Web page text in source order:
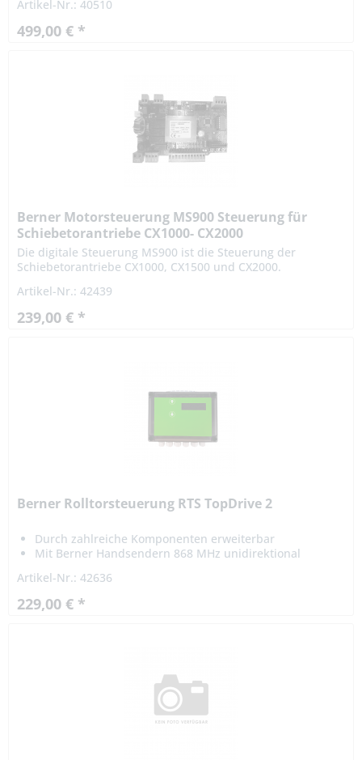
230 V...
Artikel-Nr.: 40510
499,00 € *
Berner Motorsteuerung MS900 Steuerung für
Schiebetorantriebe CX1000- CX2000
Die digitale Steuerung MS900 ist die Steuerung der
Schiebetorantriebe CX1000, CX1500 und CX2000.
Artikel-Nr.: 42439
239,00 € *
Berner Rolltorsteuerung RTS TopDrive 2
Durch zahlreiche Komponenten erweiterbar
Mit Berner Handsendern 868 MHz unidirektional
Artikel-Nr.: 42636
229,00 € *